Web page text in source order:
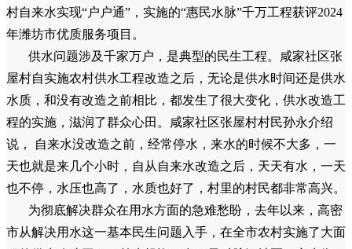
村自来水实现“户户通”，实施的“惠民水脉”千万工程获评2024
年潍坊市优质服务项目。
供水问题涉及千家万户，是典型的民生工程。咸家社区张
屋村自实施农村供水工程改造之后，无论是供水时间还是供水
水质，和没有改造之前相比，都发生了很大变化，供水改造工
程的实施，滋润了群众心田。咸家社区张屋村村民孙永介绍
说， 自来水没改造之前，经常停水，来水的时候不大多，一
天也就是来几个小时，自从自来水改造之后，天天有水，一天
也不停，水压也高了，水质也好了，村里的村民都非常高兴。
为彻底解决群众在用水方面的急难愁盼，去年以来，高密
市从解决用水这一基本民生问题入手，在全市农村实施了大面